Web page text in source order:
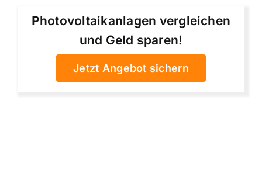
Photovoltaikanlagen vergleichen
und Geld sparen!
Jetzt Angebot sichern